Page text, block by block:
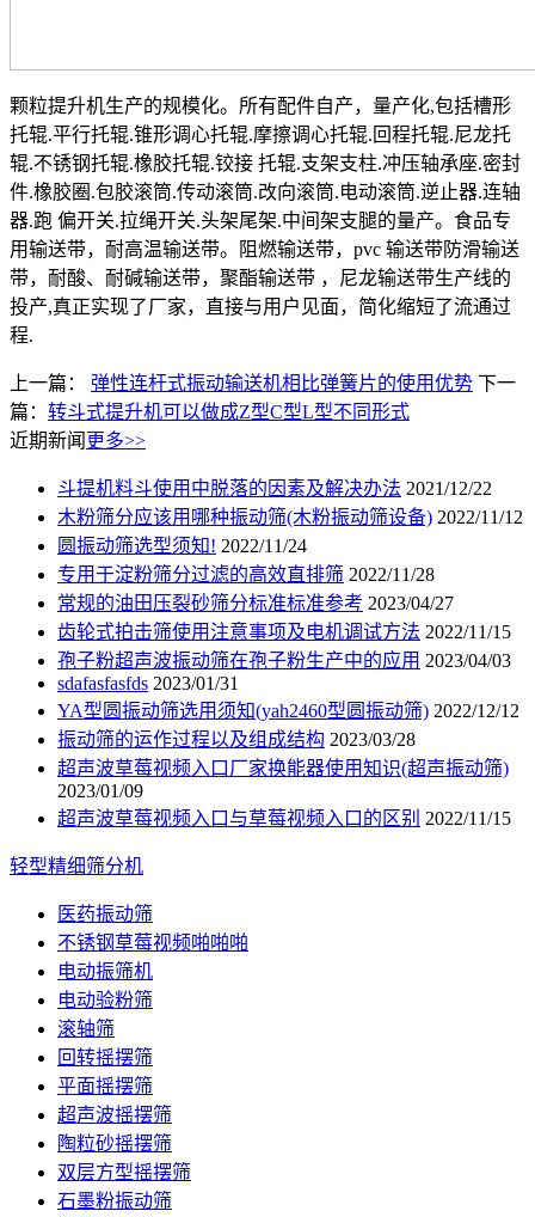
颗粒提升机生产的规模化。所有配件自产，量产化,包括槽形
托辊.平行托辊.锥形调心托辊.摩擦调心托辊.回程托辊.尼龙托
辊.不锈钢托辊.橡胶托辊.铰接 托辊.支架支柱.冲压轴承座.密封
件.橡胶圈.包胶滚筒.传动滚筒.改向滚筒.电动滚筒.逆止器.连轴
器.跑 偏开关.拉绳开关.头架尾架.中间架支腿的量产。食品专
用输送带，耐高温输送带。阻燃输送带，pvc 输送带防滑输送
带，耐酸、耐碱输送带，聚酯输送带 ，尼龙输送带生产线的
投产,真正实现了厂家，直接与用户见面，简化缩短了流通过
程.
上一篇： 弹性连杆式振动输送机相比弹簧片的使用优势 下一
篇： 转斗式提升机可以做成Z型C型L型不同形式
近期新闻 更多>>
斗提机料斗使用中脱落的因素及解决办法 2021/12/22
木粉筛分应该用哪种振动筛(木粉振动筛设备) 2022/11/12
圆振动筛选型须知! 2022/11/24
专用于淀粉筛分过滤的高效直排筛 2022/11/28
常规的油田压裂砂筛分标准标准参考 2023/04/27
齿轮式拍击筛使用注意事项及电机调试方法 2022/11/15
孢子粉超声波振动筛在孢子粉生产中的应用 2023/04/03
sdafasfasfds 2023/01/31
YA型圆振动筛选用须知(yah2460型圆振动筛) 2022/12/12
振动筛的运作过程以及组成结构 2023/03/28
超声波草莓视频入口厂家换能器使用知识(超声振动筛)
2023/01/09
超声波草莓视频入口与草莓视频入口的区别 2022/11/15
轻型精细筛分机
医药振动筛
不锈钢草莓视频啪啪啪
电动振筛机
电动验粉筛
滚轴筛
回转摇摆筛
平面摇摆筛
超声波摇摆筛
陶粒砂摇摆筛
双层方型摇摆筛
石墨粉振动筛